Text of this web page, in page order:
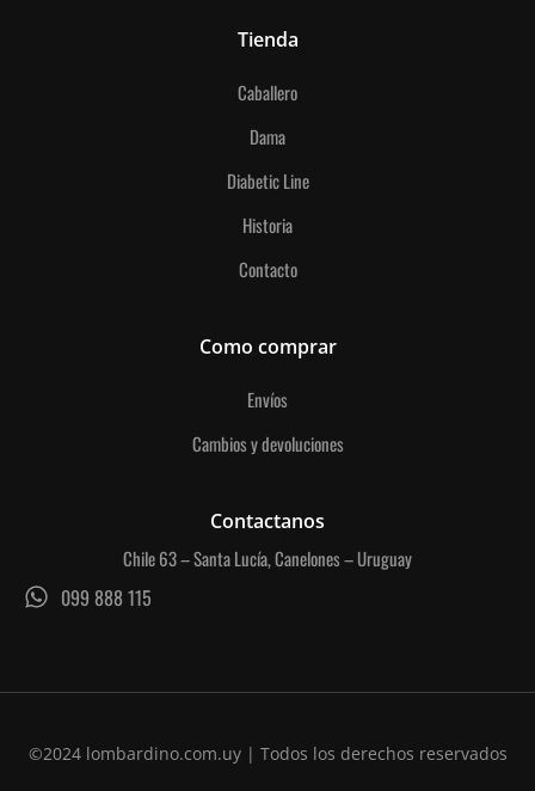
Tienda
Caballero
Dama
Diabetic Line
Historia
Contacto
Como comprar
Envíos
Cambios y devoluciones
Contactanos
Chile 63 – Santa Lucía, Canelones – Uruguay
099 888 115
©2024 lombardino.com.uy | Todos los derechos reservados